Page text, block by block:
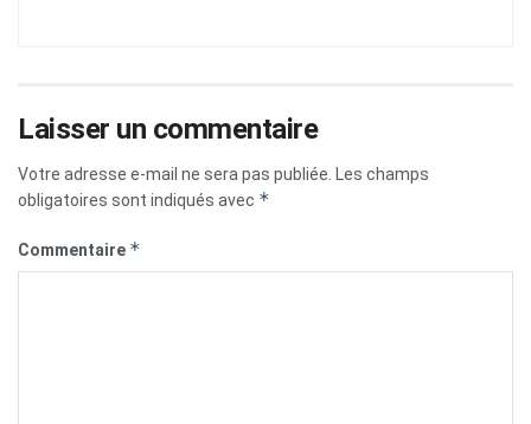
Laisser un commentaire
Votre adresse e-mail ne sera pas publiée. Les champs
obligatoires sont indiqués avec *
Commentaire *